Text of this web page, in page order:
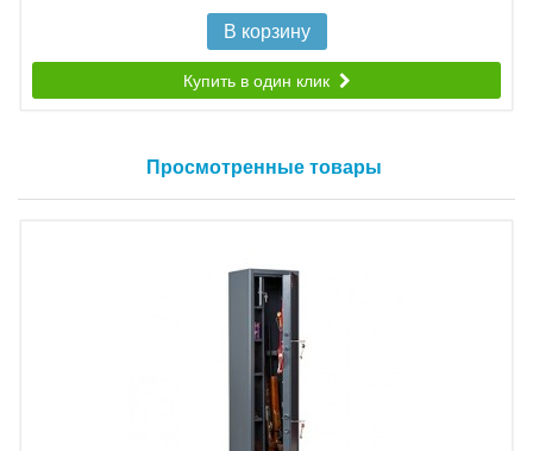
В корзину
Купить в один клик
Просмотренные товары